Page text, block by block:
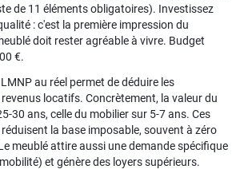
de 11 éléments obligatoires). Investissez
: c'est la première impression du
doit rester agréable à vivre. Budget
€.
au réel permet de déduire les
locatifs. Concrètement, la valeur du
30 ans, celle du mobilier sur 5-7 ans. Ces
la base imposable, souvent à zéro
meublé attire aussi une demande spécifique
et génère des loyers supérieurs.